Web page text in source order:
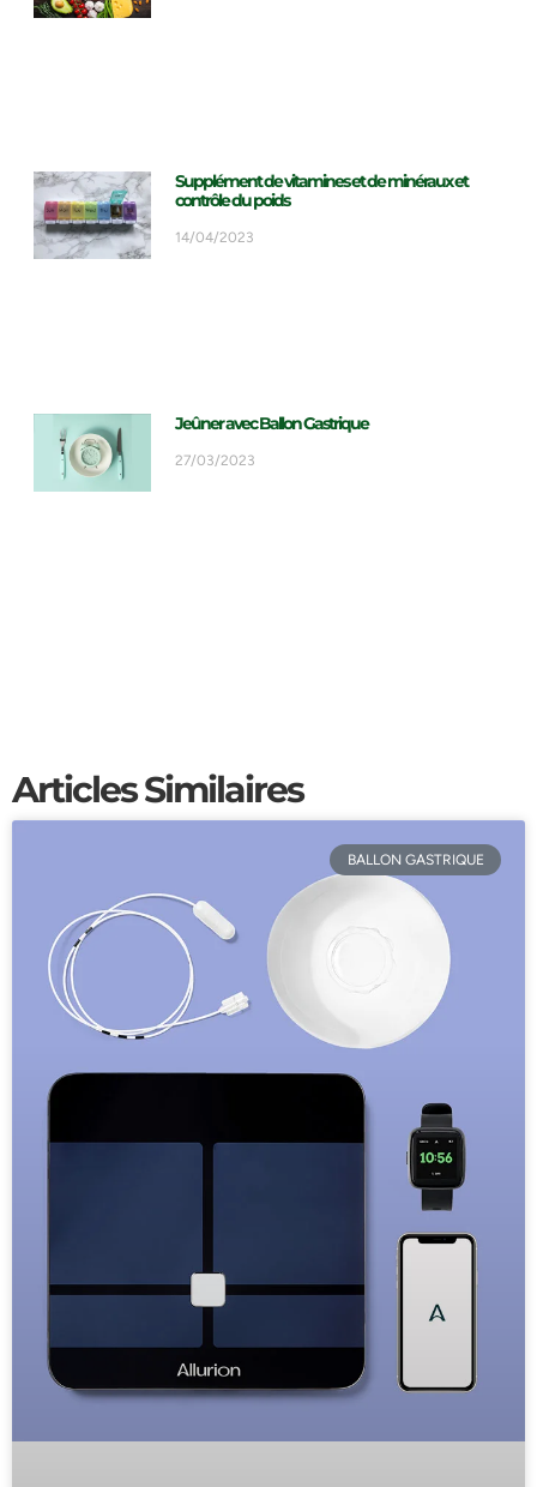
Supplément de vitamines et de minéraux et
contrôle du poids
14/04/2023
Jeûner avec Ballon Gastrique
27/03/2023
Articles Similaires
BALLON GASTRIQUE